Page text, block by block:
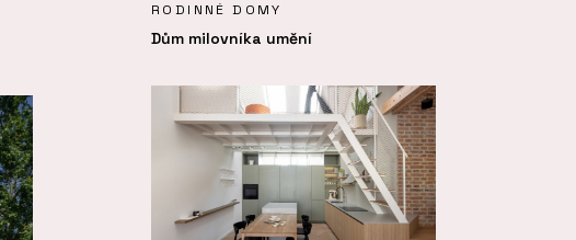
RODINNÉ DOMY
Dům milovníka umění